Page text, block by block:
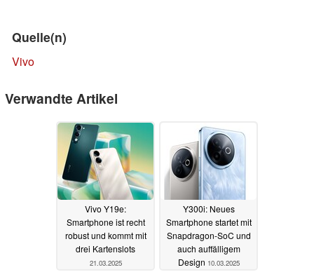
Quelle(n)
Vivo
Verwandte Artikel
Vivo Y19e:
Smartphone ist recht
robust und kommt mit
drei Kartenslots
21.03.2025
Y300i: Neues
Smartphone startet mit
Snapdragon-SoC und
auch auffälligem
Design 10.03.2025